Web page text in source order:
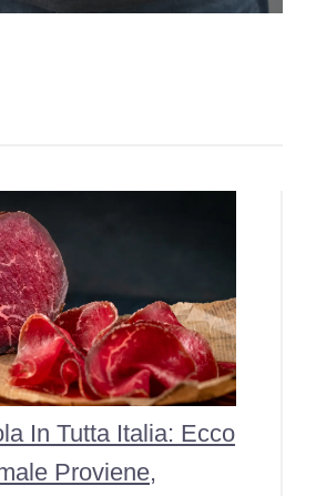
In Tutta Italia: Ecco
Proviene,